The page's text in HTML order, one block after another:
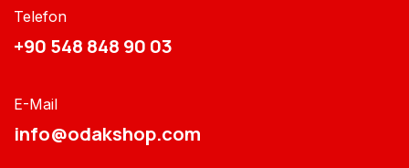
Telefon
+90 548 848 90 03​​
E-Mail
info@odakshop.com​